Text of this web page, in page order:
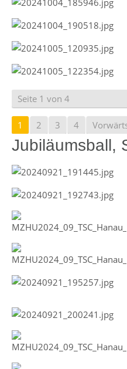
Seite 1 von 4
1 2 3 4
Jubiläumsball,